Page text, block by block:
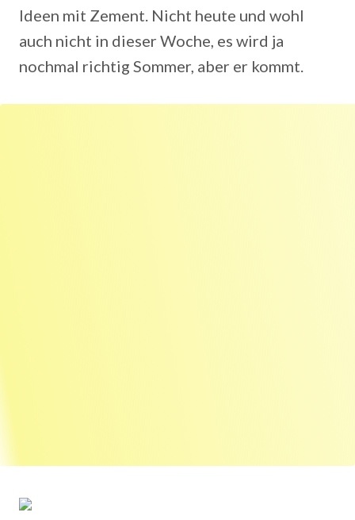
Ideen mit Zement. Nicht heute und wohl
auch nicht in dieser Woche, es wird ja
nochmal richtig Sommer, aber er kommt.